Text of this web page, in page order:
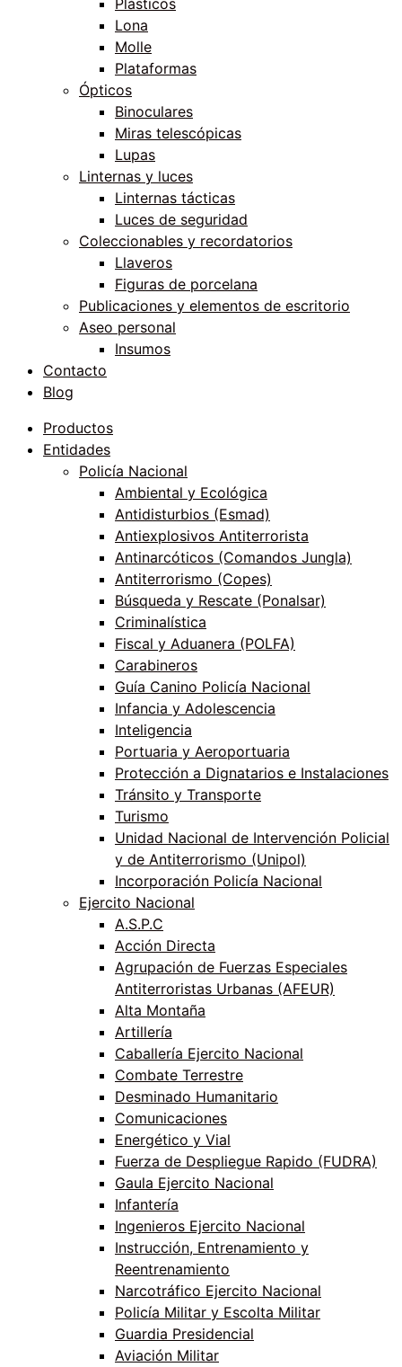
Plásticos
Lona
Molle
Plataformas
Ópticos
Binoculares
Miras telescópicas
Lupas
Linternas y luces
Linternas tácticas
Luces de seguridad
Coleccionables y recordatorios
Llaveros
Figuras de porcelana
Publicaciones y elementos de escritorio
Aseo personal
Insumos
Contacto
Blog
Productos
Entidades
Policía Nacional
Ambiental y Ecológica
Antidisturbios (Esmad)
Antiexplosivos Antiterrorista
Antinarcóticos (Comandos Jungla)
Antiterrorismo (Copes)
Búsqueda y Rescate (Ponalsar)
Criminalística
Fiscal y Aduanera (POLFA)
Carabineros
Guía Canino Policía Nacional
Infancia y Adolescencia
Inteligencia
Portuaria y Aeroportuaria
Protección a Dignatarios e Instalaciones
Tránsito y Transporte
Turismo
Unidad Nacional de Intervención Policial
y de Antiterrorismo (Unipol)
Incorporación Policía Nacional
Ejercito Nacional
A.S.P.C
Acción Directa
Agrupación de Fuerzas Especiales
Antiterroristas Urbanas (AFEUR)
Alta Montaña
Artillería
Caballería Ejercito Nacional
Combate Terrestre
Desminado Humanitario
Comunicaciones
Energético y Vial
Fuerza de Despliegue Rapido (FUDRA)
Gaula Ejercito Nacional
Infantería
Ingenieros Ejercito Nacional
Instrucción, Entrenamiento y
Reentrenamiento
Narcotráfico Ejercito Nacional
Policía Militar y Escolta Militar
Guardia Presidencial
Aviación Militar